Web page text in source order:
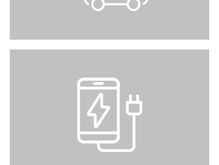
POWERBANK-STATION
Scannen Sie den QR-Code, warten Sie kurz und
nehmen Sie Ihre Powerbank mit. Die Rückgabe
ist ebenso unkompliziert: stecken Sie die
Powerbank in die Station zurück und schon ist
alles erledigt. www.we-charge.ch